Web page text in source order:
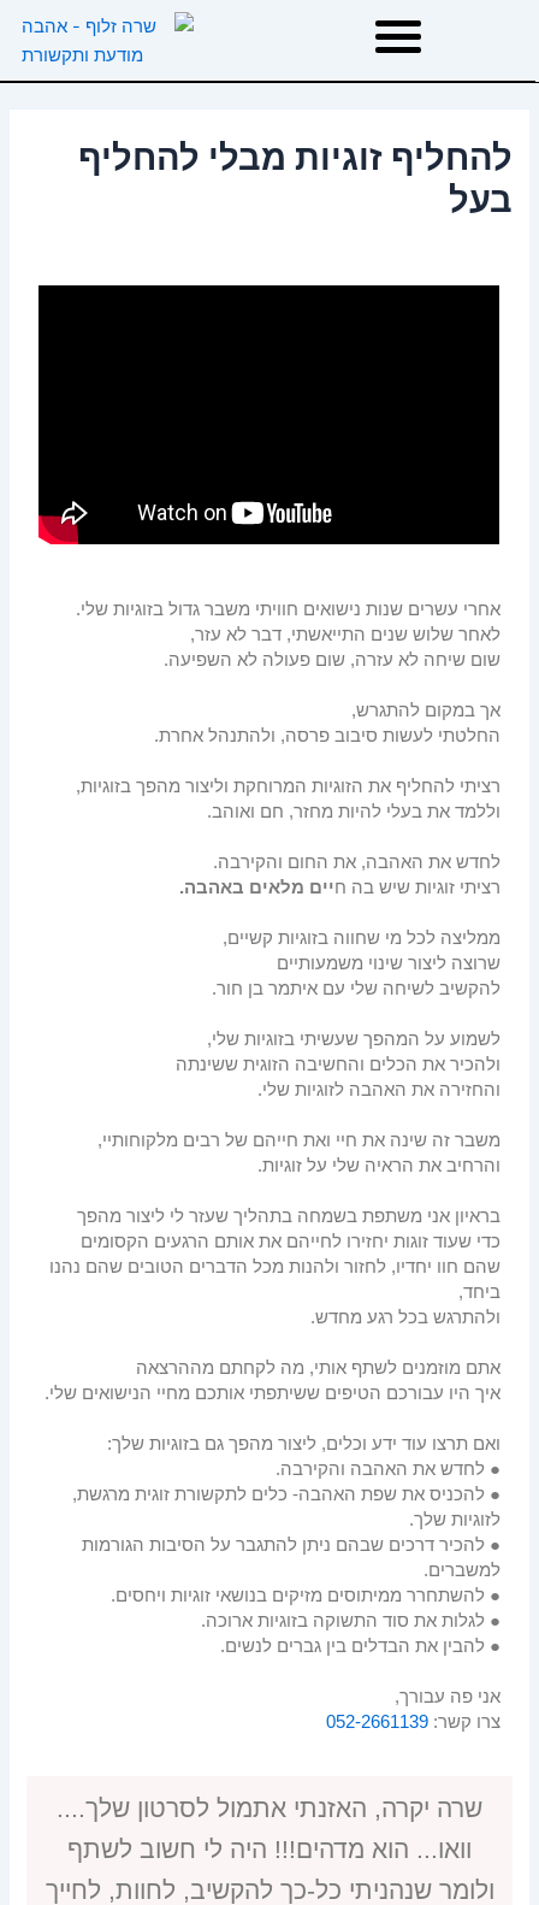
אודות
להחליף זוגיות מבלי להחליף
בעל
אחרי עשרים שנות נישואים חוויתי משבר גדול בזוגיות שלי.
לאחר שלוש שנים התייאשתי, דבר לא עזר,
שום שיחה לא עזרה, שום פעולה לא השפיעה.
אך במקום להתגרש,
החלטתי לעשות סיבוב פרסה, ולהתנהל אחרת.
רציתי להחליף את הזוגיות המרוחקת וליצור מהפך בזוגיות,
וללמד את בעלי להיות מחזר, חם ואוהב.
לחדש את האהבה, את החום והקירבה.
רציתי זוגיות שיש בה חיים מלאים באהבה.
ממליצה לכל מי שחווה בזוגיות קשיים,
שרוצה ליצור שינוי משמעותיים
להקשיב לשיחה שלי עם איתמר בן חור.
לשמוע על המהפך שעשיתי בזוגיות שלי,
ולהכיר את הכלים והחשיבה הזוגית ששינתה
והחזירה את האהבה לזוגיות שלי.
משבר זה שינה את חיי ואת חייהם של רבים מלקוחותיי,
והרחיב את הראיה שלי על זוגיות.
בראיון אני משתפת בשמחה בתהליך שעזר לי ליצור מהפך
כדי שעוד זוגות יחזירו לחייהם את אותם הרגעים הקסומים
שהם חוו יחדיו, לחזור ולהנות מכל הדברים הטובים שהם נהנו
ביחד,
ולהתרגש בכל רגע מחדש.
אתם מוזמנים לשתף אותי, מה לקחתם מההרצאה
איך היו עבורכם הטיפים ששיתפתי אותכם מחיי הנישואים שלי.
ואם תרצו עוד ידע וכלים, ליצור מהפך גם בזוגיות שלך:
● לחדש את האהבה והקירבה.
● להכניס את שפת האהבה- כלים לתקשורת זוגית מרגשת,
לזוגיות שלך.
● להכיר דרכים שבהם ניתן להתגבר על הסיבות הגורמות
למשברים.
● להשתחרר ממיתוסים מזיקים בנושאי זוגיות ויחסים.
● לגלות את סוד התשוקה בזוגיות ארוכה.
● להבין את הבדלים בין גברים לנשים.
אני פה עבורך,
צרו קשר:052-2661139
שרה יקרה, האזנתי אתמול לסרטון שלך....
וואו... הוא מדהים!!! היה לי חשוב לשתף
ולומר שנהניתי כל-כך להקשיב, לחוות, לחייך